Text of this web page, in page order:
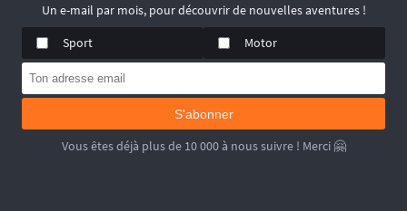
Un e-mail par mois, pour découvrir de nouvelles aventures !
Sport
Motor
S'abonner
Vous êtes déjà plus de 10 000 à nous suivre ! Merci 🤗